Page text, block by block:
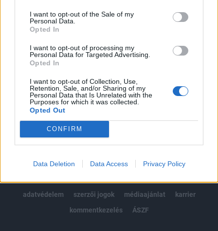
I want to opt-out of the Sale of my
Personal Data.
Opted In
I want to opt-out of processing my
Personal Data for Targeted Advertising.
Opted In
I want to opt-out of Collection, Use,
Retention, Sale, and/or Sharing of my
Personal Data that Is Unrelated with the
Purposes for which it was collected.
Opted Out
CONFIRM
Data Deletion Data Access Privacy Policy
Kötéslisták: BÉT elmúlt 2 év napon belüli
kötéslistái
Előfizetés
MÁR ELŐFIZETŐNK VAGY?BEJELENTKEZÉS
© 2026 Portfolio
adatvédelem
szerzői jogok médiaajánlat
karrier
kommentkezelés
ÁSZF